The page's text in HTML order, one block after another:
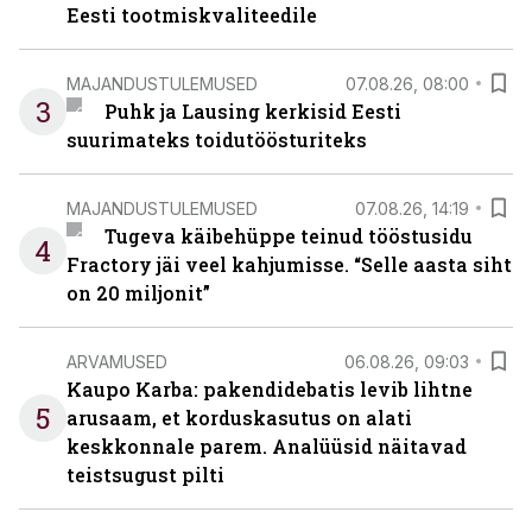
Eesti tootmiskvaliteedile
3
MAJANDUSTULEMUSED 07.08.26, 08:00
Puhk ja Lausing kerkisid Eesti
suurimateks toidutöösturiteks
4
MAJANDUSTULEMUSED 07.08.26, 14:19
Tugeva käibehüppe teinud tööstusidu
Fractory jäi veel kahjumisse. “Selle aasta siht
on 20 miljonit”
5
ARVAMUSED 06.08.26, 09:03
Kaupo Karba: pakendidebatis levib lihtne
arusaam, et korduskasutus on alati
keskkonnale parem. Analüüsid näitavad
teistsugust pilti